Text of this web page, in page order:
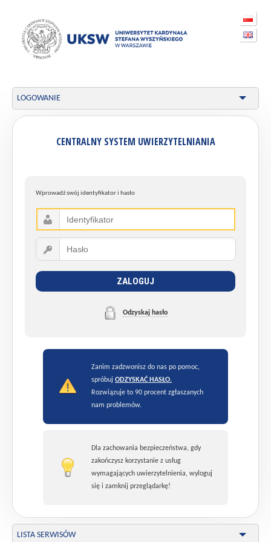
LOGOWANIE
CENTRALNY SYSTEM UWIERZYTELNIANIA
Wprowadź swój identyfikator i hasło
ZALOGUJ
Odzyskaj hasło
Zanim zadzwonisz do nas po pomoc,
spróbuj ODZYSKAĆ HASŁO.
Rozwiązuje to 90 procent zgłaszanych
nam problemów.
Dla zachowania bezpieczeństwa, gdy
zakończysz korzystanie z usług
wymagających uwierzytelnienia, wyloguj
się i zamknij przeglądarkę!
LISTA SERWISÓW